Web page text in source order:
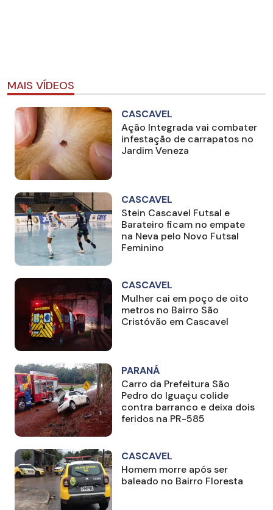
MAIS VÍDEOS
CASCAVEL
Ação Integrada vai combater
infestação de carrapatos no
Jardim Veneza
CASCAVEL
Stein Cascavel Futsal e
Barateiro ficam no empate
na Neva pelo Novo Futsal
Feminino
CASCAVEL
Mulher cai em poço de oito
metros no Bairro São
Cristóvão em Cascavel
PARANÁ
Carro da Prefeitura São
Pedro do Iguaçu colide
contra barranco e deixa dois
feridos na PR-585
CASCAVEL
Homem morre após ser
baleado no Bairro Floresta